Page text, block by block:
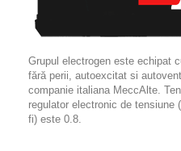
Grupul electrogen este echipat
fără perii, autoexcitat si
companie italiana MeccAlte.
regulator electronic de tensiune
fi) este 0.8.